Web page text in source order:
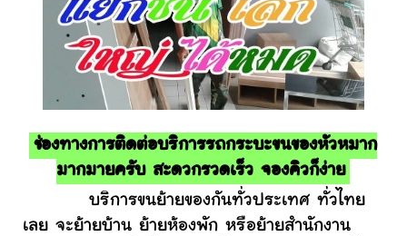
ช่องทางการติดต่อบริการรถกระบะขนของหัวหมาก
มากมายครับ สะดวกรวดเร็ว จองคิวก็ง่าย
บริการขนย้ายของกันทั่วประเทศ ทั่วไทย
เลย จะย้ายบ้าน ย้ายห้องพัก หรือย้ายสำนักงาน